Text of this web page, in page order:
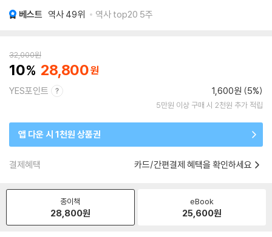
베스트 역사49위 역사 top20 5주
32,000원
10 28,800
YES포인트 1,600원 (5%)
5만원 이상 구매 시 2천원 추가 적립
앱 다운 시 1천원 상품권
결제혜택 카드/간편결제 혜택을 확인하세요
종이책
28,800원
eBook
25,600원